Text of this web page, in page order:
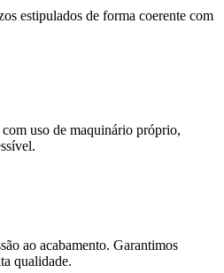
estipulados de forma coerente com
uso de maquinário próprio,
ao acabamento. Garantimos
qualidade.